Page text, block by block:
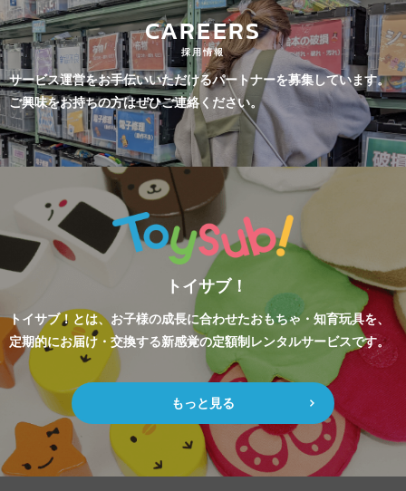
CAREERS
採用情報
サービス運営をお手伝いいただけるパートナーを募集しています。
ご興味をお持ちの方はぜひご連絡ください。
トイサブ！
トイサブ！とは、お子様の成長に合わせたおもちゃ・知育玩具を、
定期的にお届け・交換する新感覚の定額制レンタルサービスです。
もっと見る